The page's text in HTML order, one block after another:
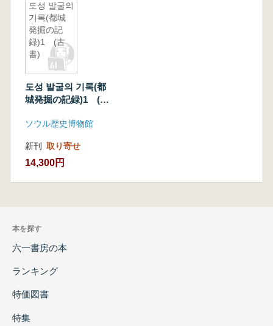
도성 발굴의
기록(都城
発掘の記
録)1 (古
書)
도성 발굴의 기록(都
城発掘の記録)1 (古
ソウル歴史博物館
新刊 取り寄せ
14,300円
本を探す
六一書房の本
ランキング
特価図書
特集